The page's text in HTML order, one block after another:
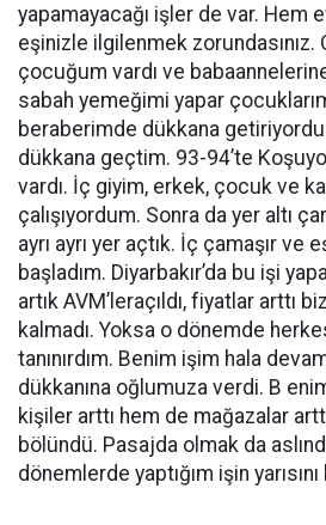
yapamayacağı işler de var. Hem
eşinizle ilgilenmek zorundasınız.
çocuğum vardı ve
sabah yemeğimi yapar
beraberimde dükkana
dükkana geçtim. 93-94’te
vardı. İç giyim, erkek, çocuk ve
çalışıyordum. Sonra da yer altı
ayrı ayrı yer açtık. İç çamaşır ve
başladım. Diyarbakır’da bu işi
artık AVM’leraçıldı, fiyatlar arttı
kalmadı. Yoksa o dönemde
tanınırdım. Benim işim hala
dükkanına oğlumuza verdi. B
kişiler arttı hem de mağazalar
bölündü. Pasajda olmak da
dönemlerde yaptığım işin